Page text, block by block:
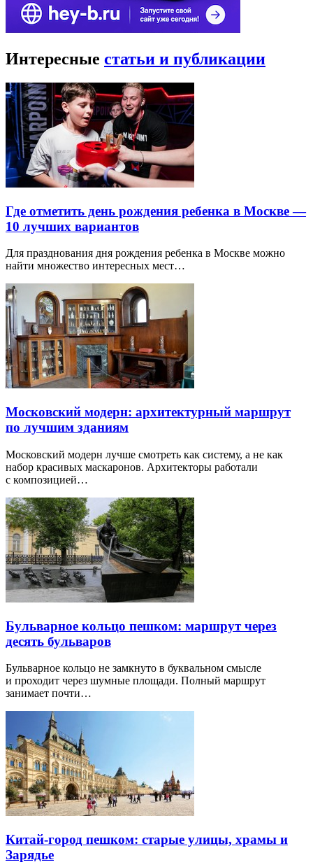
Интересные статьи и публикации
Где отметить день рождения ребенка в Москве —
10 лучших вариантов
Для празднования дня рождения ребенка в Москве можно
найти множество интересных мест…
Московский модерн: архитектурный маршрут
по лучшим зданиям
Московский модерн лучше смотреть как систему, а не как
набор красивых маскаронов. Архитекторы работали
с композицией…
Бульварное кольцо пешком: маршрут через
десять бульваров
Бульварное кольцо не замкнуто в буквальном смысле
и проходит через шумные площади. Полный маршрут
занимает почти…
Китай-город пешком: старые улицы, храмы и
Зарядье